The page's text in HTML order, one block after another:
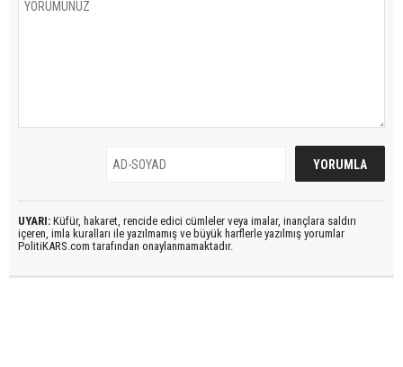
UYARI: Küfür, hakaret, rencide edici cümleler veya imalar, inançlara saldırı
içeren, imla kuralları ile yazılmamış ve büyük harflerle yazılmış yorumlar
PolitiKARS.com tarafından onaylanmamaktadır.